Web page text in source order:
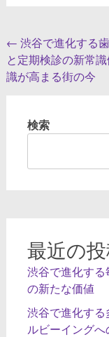
投
稿
ナ
← 渋谷で進化する
と定期検診の新常
識が高まる街の今
検索
最近の
渋谷で進化す
の新たな価値
渋谷で進化する
ルビーイングへ